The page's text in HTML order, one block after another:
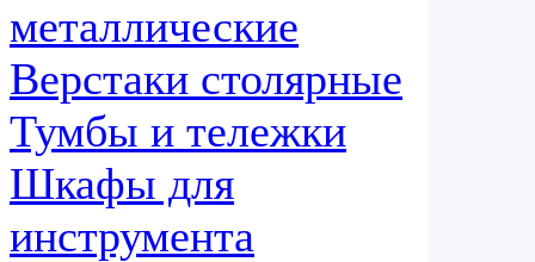
металлические
Верстаки столярные
Тумбы и тележки
Шкафы для
инструмента